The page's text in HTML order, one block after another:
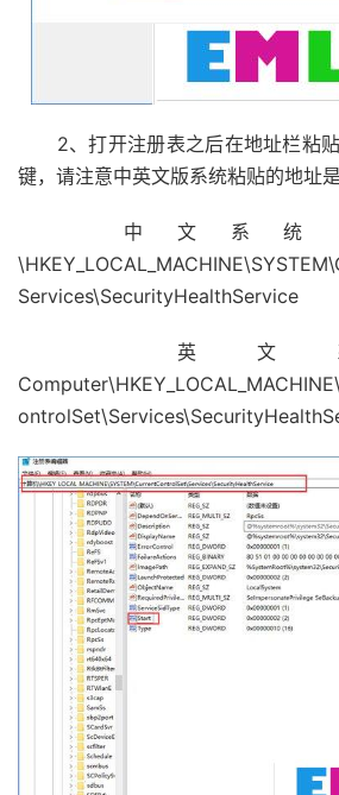
2、打开注册表之后在地址栏粘贴
键，请注意中英文版系统粘贴的地址是
中文系统
Services\SecurityHealthService
英文系